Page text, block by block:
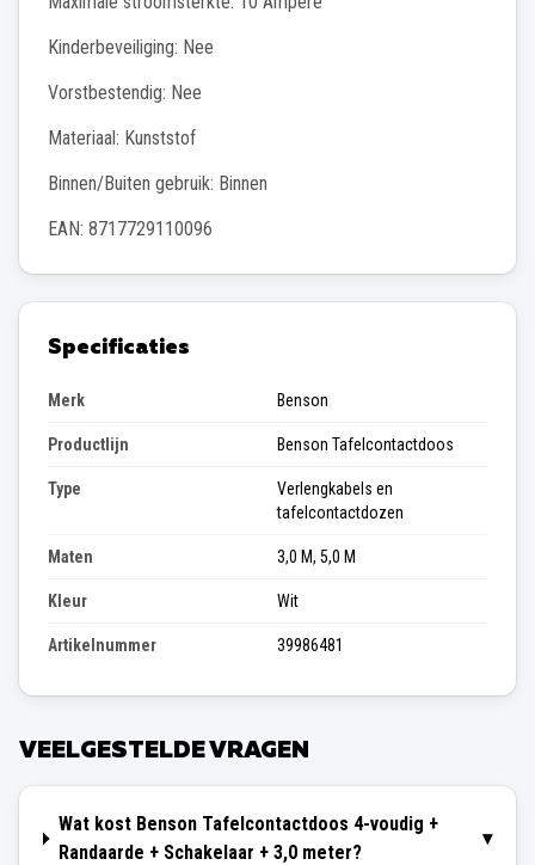
Kinderbeveiliging: Nee
Vorstbestendig: Nee
Materiaal: Kunststof
Binnen/Buiten gebruik: Binnen
EAN: 8717729110096
Specificaties
Merk Benson
Productlijn Benson Tafelcontactdoos
Type
Verlengkabels en
tafelcontactdozen
Maten 3,0 M, 5,0 M
Kleur Wit
Artikelnummer 39986481
VEELGESTELDE VRAGEN
Wat kost Benson Tafelcontactdoos 4-voudig +
Randaarde + Schakelaar + 3,0 meter?
▾